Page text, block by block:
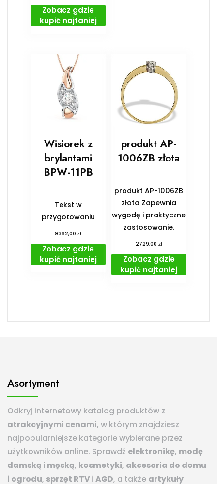
Zobacz gdzie
kupić najtaniej
Wisiorek z
brylantami
BPW-11PB
Tekst w
przygotowaniu
9362,00zł
Zobacz gdzie
kupić najtaniej
produkt AP-
1006ZB złota
produkt AP-1006ZB
złota Zapewnia
wygodę i praktyczne
zastosowanie.
2729,00 zł
Zobacz gdzie
kupić najtaniej
Asortyment
Odkryj internetowy katalog produktów z
atrakcyjnymi cenami, w którym znajdziesz
najpopularniejsze kategorie wybierane przez
użytkowników online. Sprawdź elektronikę, modę
damską i męską, kosmetyki, akcesoria do domu
i ogrodu, sprzęt RTV i AGD, a także artykuły